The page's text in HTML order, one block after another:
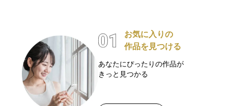
お気に入りの
作品を見つける
あなたにぴったりの作品が
きっと見つかる